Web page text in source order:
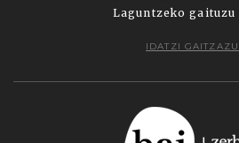
Laguntzeko gaituzu
IDATZI GAITZAZU